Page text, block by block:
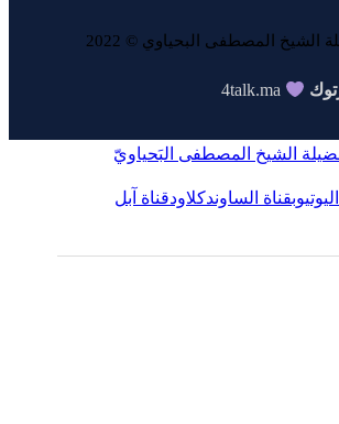
الشيخ المصطفى البحياوي © 2022
4talk.ma
قناة الساوندكلاودقناة آبل